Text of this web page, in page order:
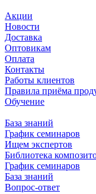
Акции
Новости
Доставка
Оптовикам
Оплата
Контакты
Работы клиентов
Правила приёма
Обучение
База знаний
График семинаров
Ищем экспертов
Библиотека
График семинаров
База знаний
Вопрос-ответ